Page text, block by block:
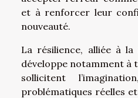
et à renforcer leur
nouveauté.
La résilience, alliée à
développe notamment à
sollicitent
problématiques réelles